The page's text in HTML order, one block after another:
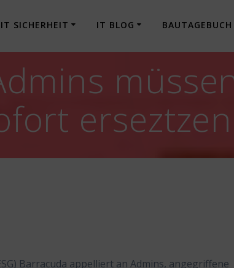
IT SICHERHEIT IT BLOG BAUTAGEBUCH
erseztzen
Barracuda appelliert an Admins, angegriffene